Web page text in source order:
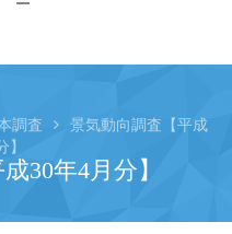
調査
景気動向調査【平成
30年4月分】